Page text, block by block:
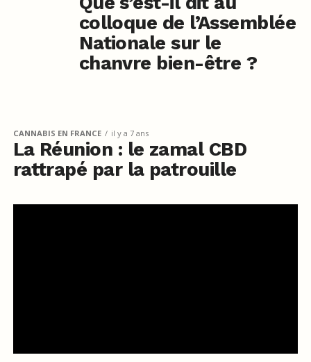
colloque de l’Assemblée
Nationale sur le
chanvre bien-être ?
CANNABIS EN FRANCE il y a 7 ans
La Réunion : le zamal CBD
rattrapé par la patrouille